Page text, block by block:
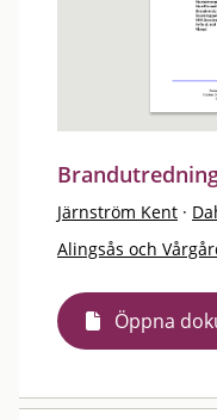
Järnström Kent ·
Alingsås och
Öppna